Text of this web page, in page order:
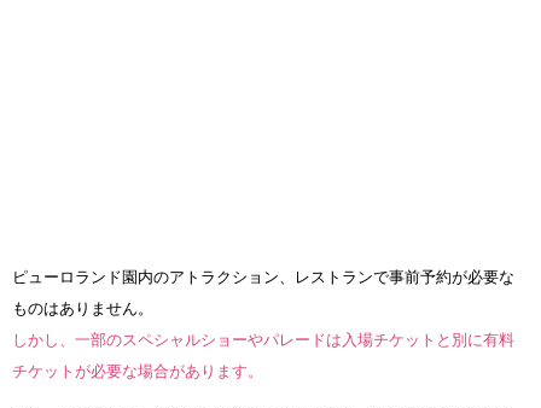
ピューロランド園内のアトラクション、レストランで事前予約が必要な
ものはありません。
しかし、一部のスペシャルショーやパレードは入場チケットと別に有料
チケットが必要な場合があります。